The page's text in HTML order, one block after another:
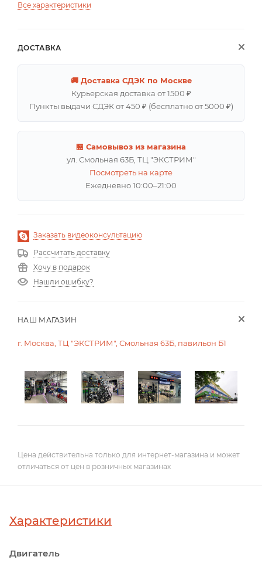
Все характеристики
ДОСТАВКА
🚚 Доставка СДЭК по Москве
Курьерская доставка от 1500 ₽
Пункты выдачи СДЭК от 450 ₽ (бесплатно от 5000 ₽)
🏪 Самовывоз из магазина
ул. Смольная 63Б, ТЦ "ЭКСТРИМ"
Посмотреть на карте
Ежедневно 10:00–21:00
Заказать видеоконсультацию
Рассчитать доставку
Хочу в подарок
Нашли ошибку?
НАШ МАГАЗИН
г. Москва, ТЦ "ЭКСТРИМ", Смольная 63Б, павильон Б1
Цена действительна только для интернет-магазина и может
отличаться от цен в розничных магазинах
Характеристики
Двигатель